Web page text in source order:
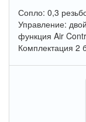
Сопло: 0,3
Управление:
функция Air
Комплектация 2